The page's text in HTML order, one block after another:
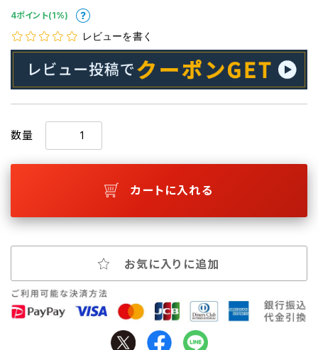
4ポイント(1%)
レビューを書く
数量
カートに入れる
お気に入りに追加